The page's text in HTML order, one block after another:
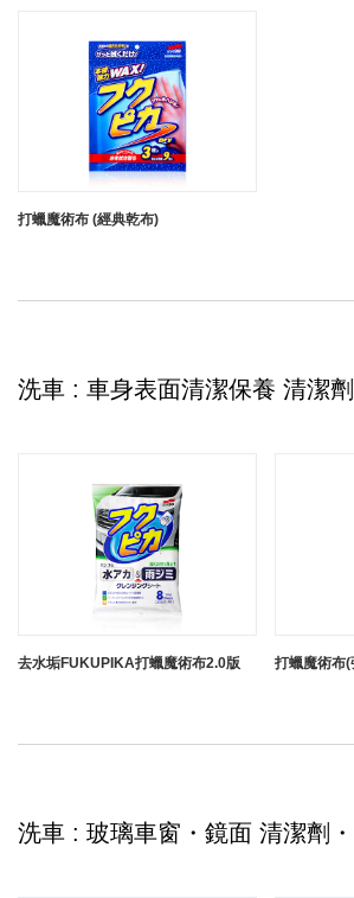
打蠟魔術布 (經典乾布)
洗車 : 車身表面清潔保養 清潔劑
去水垢FUKUPIKA打蠟魔術布2.0版 打蠟魔術布
洗車 : 玻璃車窗・鏡面 清潔劑